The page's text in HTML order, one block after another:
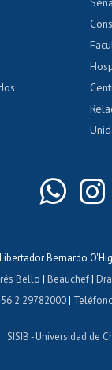
exalumnos
y grados
Ayuda tecnológica
Bernardo
Bello | Beauchef|
2 29782000|
SISIB -Universidad de